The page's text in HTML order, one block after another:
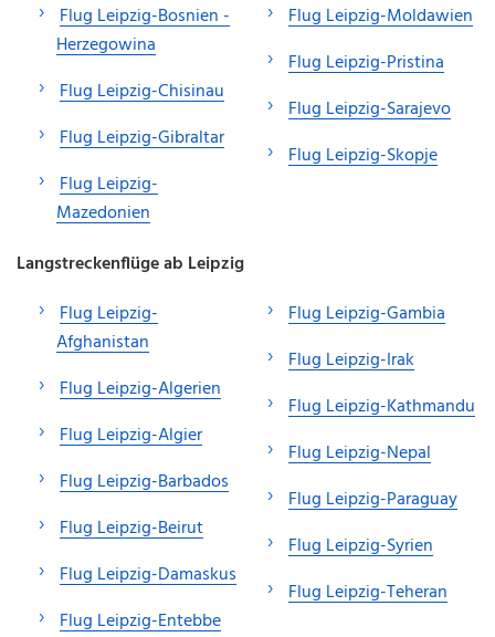
Flug Leipzig-Bosnien -
Herzegowina
Flug Leipzig-Chisinau
Flug Leipzig-Gibraltar
Flug Leipzig-
Mazedonien
Flug Leipzig-Moldawien
Flug Leipzig-Pristina
Flug Leipzig-Sarajevo
Flug Leipzig-Skopje
Langstreckenflüge ab Leipzig
Flug Leipzig-
Afghanistan
Flug Leipzig-Algerien
Flug Leipzig-Algier
Flug Leipzig-Barbados
Flug Leipzig-Beirut
Flug Leipzig-Damaskus
Flug Leipzig-Entebbe
Flug Leipzig-Gambia
Flug Leipzig-Irak
Flug Leipzig-Kathmandu
Flug Leipzig-Nepal
Flug Leipzig-Paraguay
Flug Leipzig-Syrien
Flug Leipzig-Teheran